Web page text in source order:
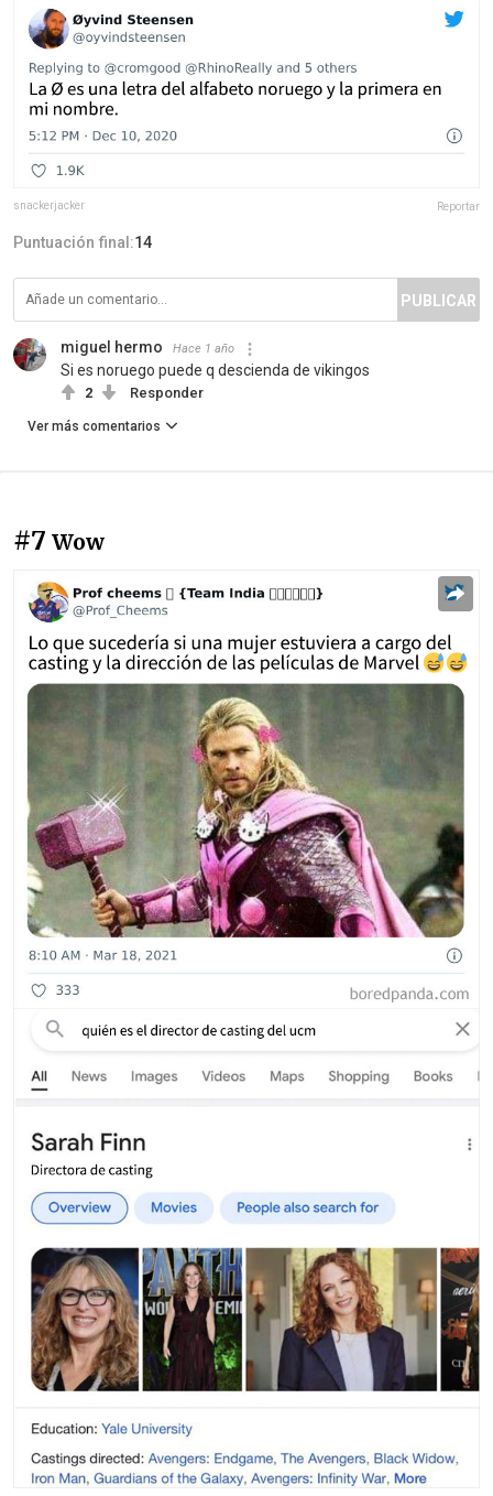
snackerjacker Reportar
Puntuación final:14
PUBLICAR
miguel hermo Hace 1 año
Si es noruego puede q descienda de vikingos
2 Responder
Ver más comentarios
#7 Wow